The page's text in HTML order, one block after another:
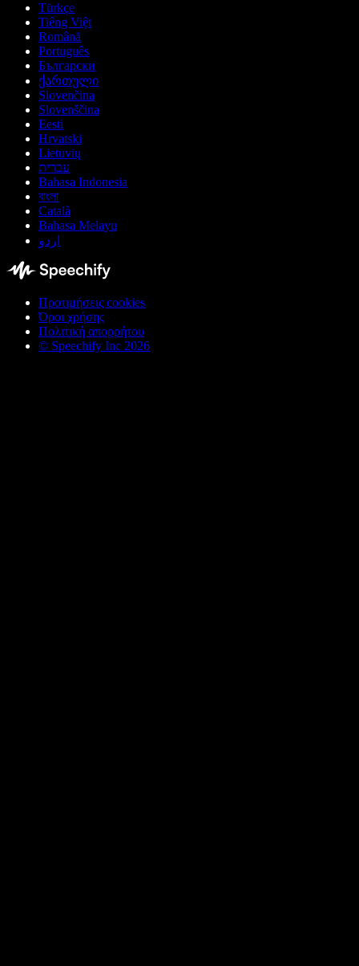
Türkçe
Tiếng Việt
Română
Português
Български
ქართული
Slovenčina
Slovenščina
Eesti
Hrvatski
Lietuvių
עברית
Bahasa Indonesia
বাংলা
Català
Bahasa Melayu
اردو
Προτιμήσεις cookies
Όροι χρήσης
Πολιτική απορρήτου
© Speechify Inc 2026